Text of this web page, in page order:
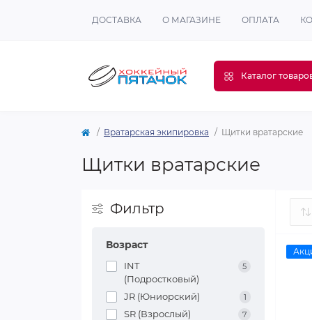
ДОСТАВКА О МАГАЗИНЕ ОПЛАТА
Каталог
Вратарская экипировка Щитки вратарские
Щитки вратарские
Фильтр
Возраст
INT
(Подростковый)
5
JR (Юниорский) 1
SR (Взрослый) 7